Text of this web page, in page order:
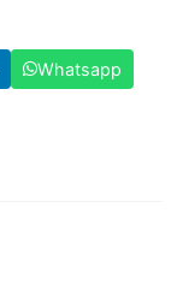
Whatsapp